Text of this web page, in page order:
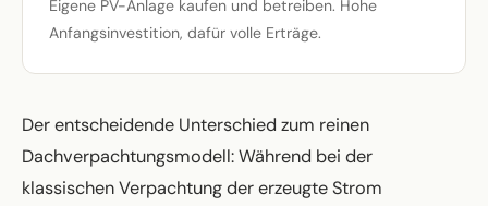
Eigene PV-Anlage kaufen und betreiben. Hohe
Anfangsinvestition, dafür volle Erträge.
Der entscheidende Unterschied zum reinen
Dachverpachtungsmodell: Während bei der
klassischen Verpachtung der erzeugte Strom